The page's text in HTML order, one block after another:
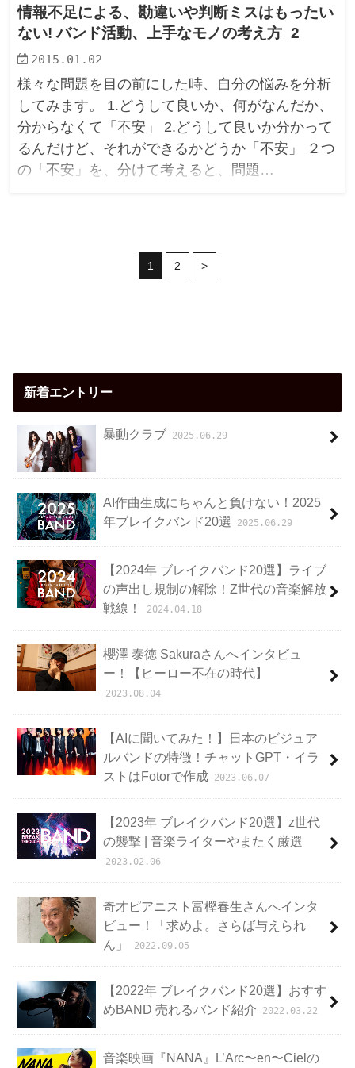
情報不足による、勘違いや判断ミスはもったい
ない! バンド活動、上手なモノの考え方_2
2015.01.02
様々な問題を目の前にした時、自分の悩みを分析
してみます。 1.どうして良いか、何がなんだか、
分からなくて「不安」 2.どうして良いか分かって
るんだけど、それができるかどうか「不安」 ２つ
の「不安」を、分けて考えると、問題…
1 2 >
新着エントリー
暴動クラブ 2025.06.29
AI作曲生成にちゃんと負けない！2025
年ブレイクバンド20選
2025.06.29
【2024年 ブレイクバンド20選】ライブ
の声出し規制の解除！Z世代の音楽解放
戦線！
2024.04.18
櫻澤 泰徳 Sakuraさんへインタビュ
ー！【ヒーロー不在の時代】
2023.08.04
【AIに聞いてみた！】日本のビジュア
ルバンドの特徴！チャットGPT・イラ
ストはFotorで作成 2023.06.07
【2023年 ブレイクバンド20選】z世代
の襲撃 | 音楽ライターやまたく厳選
2023.02.06
奇才ピアニスト富樫春生さんへインタ
ビュー！「求めよ。さらば与えられ
ん」
2022.09.05
【2022年 ブレイクバンド20選】おすす
めBAND 売れるバンド紹介
2022.03.22
音楽映画『NANA』L’Arc〜en〜Cielの